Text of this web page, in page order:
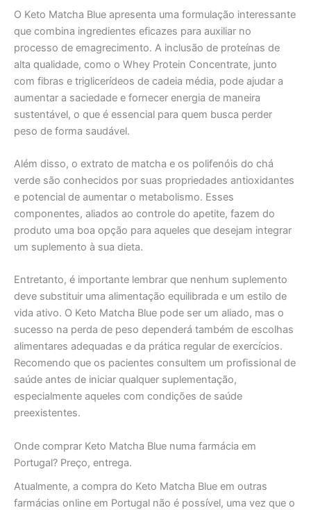
O Keto Matcha Blue apresenta uma formulação interessante
que combina ingredientes eficazes para auxiliar no
processo de emagrecimento. A inclusão de proteínas de
alta qualidade, como o Whey Protein Concentrate, junto
com fibras e triglicerídeos de cadeia média, pode ajudar a
aumentar a saciedade e fornecer energia de maneira
sustentável, o que é essencial para quem busca perder
peso de forma saudável.
Além disso, o extrato de matcha e os polifenóis do chá
verde são conhecidos por suas propriedades antioxidantes
e potencial de aumentar o metabolismo. Esses
componentes, aliados ao controle do apetite, fazem do
produto uma boa opção para aqueles que desejam integrar
um suplemento à sua dieta.
Entretanto, é importante lembrar que nenhum suplemento
deve substituir uma alimentação equilibrada e um estilo de
vida ativo. O Keto Matcha Blue pode ser um aliado, mas o
sucesso na perda de peso dependerá também de escolhas
alimentares adequadas e da prática regular de exercícios.
Recomendo que os pacientes consultem um profissional de
saúde antes de iniciar qualquer suplementação,
especialmente aqueles com condições de saúde
preexistentes.
Onde comprar Keto Matcha Blue numa farmácia em
Portugal? Preço, entrega.
Atualmente, a compra do Keto Matcha Blue em outras
farmácias online em Portugal não é possível, uma vez que o